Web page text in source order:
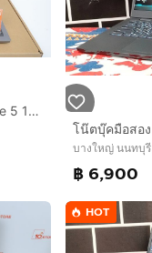
ACER ASPIRE SPIN 14 Core 5 120U RAM16.512GB
บางใหญ่ นนทบุรี
฿ 6,900
HOT